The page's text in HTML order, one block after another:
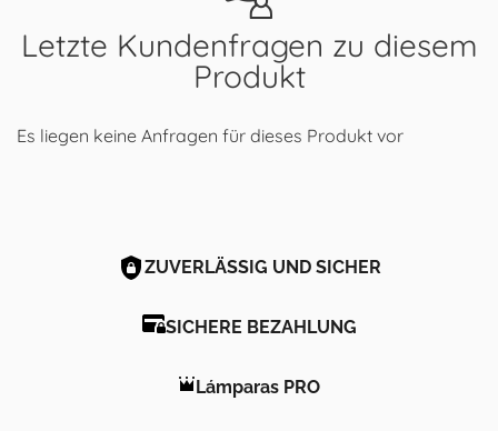
Letzte Kundenfragen zu diesem
Produkt
Es liegen keine Anfragen für dieses Produkt vor
ZUVERLÄSSIG UND SICHER
SICHERE BEZAHLUNG
Lámparas PRO